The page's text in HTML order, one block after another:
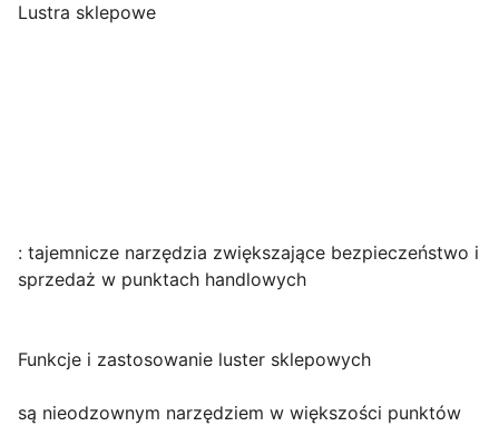
Lustra sklepowe
: tajemnicze narzędzia zwiększające bezpieczeństwo i
sprzedaż w punktach handlowych
Funkcje i zastosowanie luster sklepowych
są nieodzownym narzędziem w większości punktów